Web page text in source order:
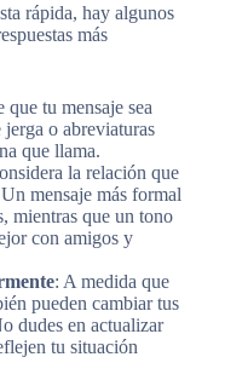
rápida, hay algunos
más
que tu mensaje sea
o abreviaturas
que llama.
la relación que
mensaje más formal
mientras que un tono
con amigos y
: A medida que
pueden cambiar tus
dudes en actualizar
tu situación